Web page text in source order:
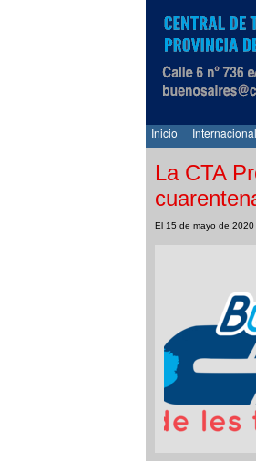
Inicio
La CTA
El 15 de mayo de 2020